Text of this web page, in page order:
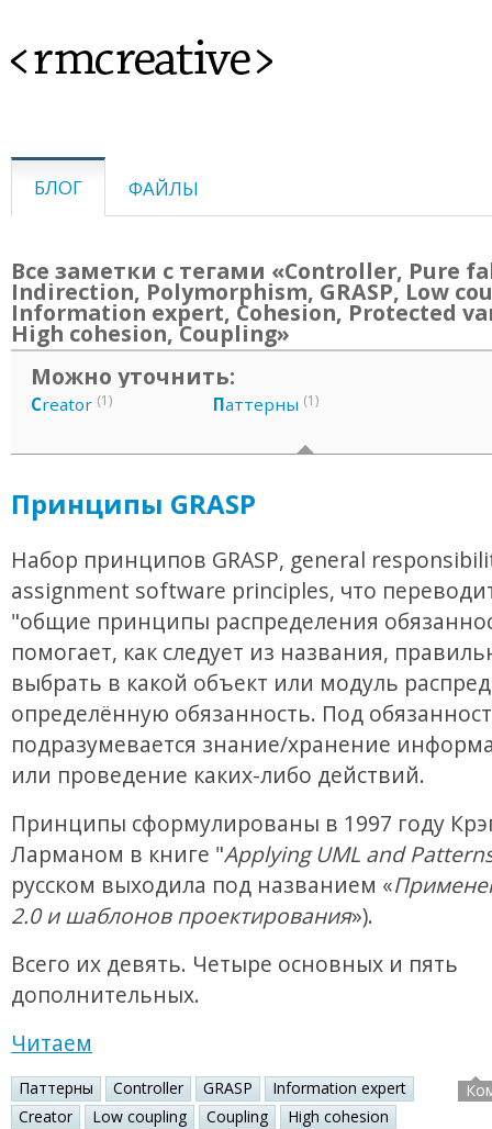
<rmcreative>
БЛОГ ФАЙЛЫ
Все заметки с тегами «Controller, Pure
Indirection, Polymorphism, GRASP, Low
Information expert, Cohesion, Protected
High cohesion, Coupling»
Можно уточнить:
Creator (1) Паттерны (1)
Принципы GRASP
Набор принципов GRASP, general
assignment software principles, что
"общие принципы распределения
помогает, как следует из названия,
выбрать в какой объект или модуль
определённую обязанность. Под
подразумевается знание/хранение
или проведение каких-либо действий.
Принципы сформулированы в 1997 году
Ларманом в книге "Applying UML and
русском выходила под названием «
2.0 и шаблонов проектирования»).
Всего их девять. Четыре основных и пять
дополнительных.
Читаем
Паттерны Controller GRASP
Information expert
Creator
Low coupling Coupling
High cohesion